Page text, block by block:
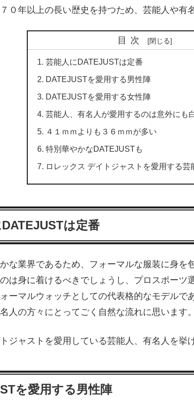
０年以上の長い歴史を持つため、芸能人や有
目次
芸能人にDATEJUSTは定番
DATEJUSTを愛用する男性陣
DATEJUSTを愛用する女性陣
芸能人、有名人が愛用するのは意外にも
４１ｍｍよりも３６ｍｍが多い
特別華やかなDATEJUSTも
ロレックス デイトジャストを愛用する芸
は定番
な業界であるため、フォーマルな服装に身を
は身に着けるべきでしょうし、プロスポーツ
ーマルウォッチとしての代表格的なモデルで
人の方々にとってごく自然な流れに思います。
ジャストを愛用している芸能人、有名人を挙
を愛用する男性陣